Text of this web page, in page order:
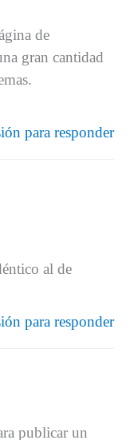
de
gran cantidad
para responder
al de
para responder
publicar un